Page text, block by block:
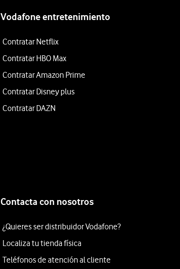
Vodafone entretenimiento
Contratar Netflix
Contratar HBO Max
Contratar Amazon Prime
Contratar Disney plus
Contratar DAZN
Contacta con nosotros
¿Quieres ser distribuidor Vodafone?
Localiza tu tienda física
Teléfonos de atención al cliente